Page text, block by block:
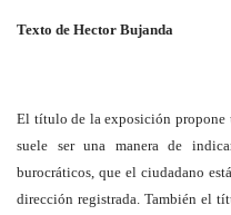
Texto de Hector Bujanda
El título de la exposición
suele ser una manera de
burocráticos, que el ciudadano
dirección registrada. También el